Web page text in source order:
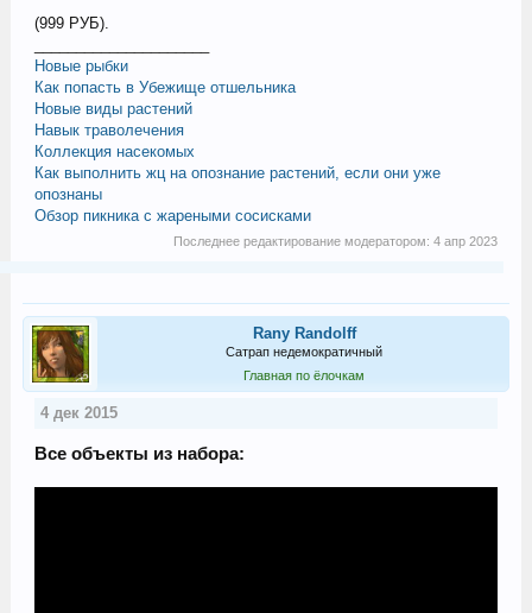
(999 РУБ).
Новые рыбки
Как попасть в Убежище отшельника
Новые виды растений
Навык траволечения
Коллекция насекомых
Как выполнить жц на опознание растений, если они уже
опознаны
Обзор пикника с жареными сосисками
Последнее редактирование модератором:4 апр 2023
Rany Randolff
Сатрап недемократичный
Главная по ёлочкам
4 дек 2015
Все объекты из набора: